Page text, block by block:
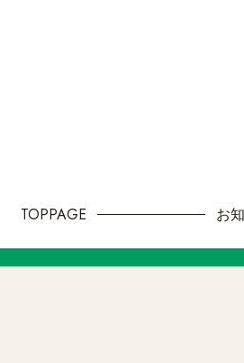
陽光発電
TOPPAGE お